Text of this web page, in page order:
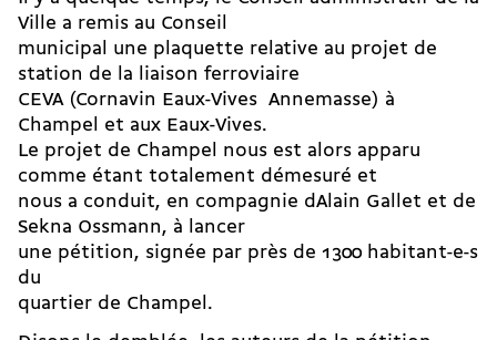
Ville a remis au Conseil
municipal une plaquette relative au projet de
station de la liaison ferroviaire
CEVA (Cornavin Eaux-Vives  Annemasse) à
Champel et aux Eaux-Vives.
Le projet de Champel nous est alors apparu
comme étant totalement démesuré et
nous a conduit, en compagnie dAlain Gallet et de
Sekna Ossmann, à lancer
une pétition, signée par près de 1300 habitant-e-s
du
quartier de Champel.